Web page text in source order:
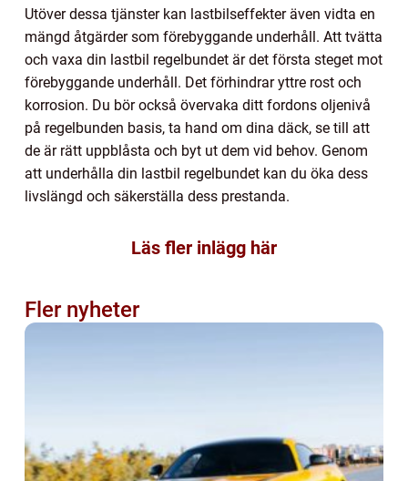
Utöver dessa tjänster kan lastbilseffekter även vidta en
mängd åtgärder som förebyggande underhåll. Att tvätta
och vaxa din lastbil regelbundet är det första steget mot
förebyggande underhåll. Det förhindrar yttre rost och
korrosion. Du bör också övervaka ditt fordons oljenivå
på regelbunden basis, ta hand om dina däck, se till att
de är rätt uppblåsta och byt ut dem vid behov. Genom
att underhålla din lastbil regelbundet kan du öka dess
livslängd och säkerställa dess prestanda.
Läs fler inlägg här
Fler nyheter